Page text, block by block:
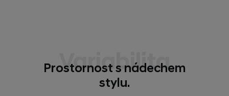
Variabilita
Prostornost s nádechem
stylu.